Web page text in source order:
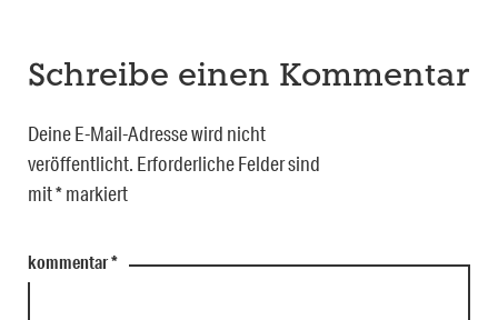
Schreibe einen Kommentar
Deine E-Mail-Adresse wird nicht
veröffentlicht. Erforderliche Felder sind
mit*markiert
kommentar*